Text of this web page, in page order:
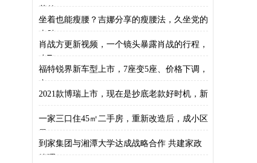
惹的
坐着也能瘦腰？吉娜分享的瘦腰法，久坐党的
大肚
肖战方更新视频，一个镜头暴露肖战的行程，
小飞
福特锐界新车型上市，7座变5座、价格下调，
产
2021款博瑞上市，现在是抄底老款好时机，新
一家三口住45㎡二手房，重新改造后，成小区
最
到家集团与湘潭大学达成战略合作 共建家政
管理